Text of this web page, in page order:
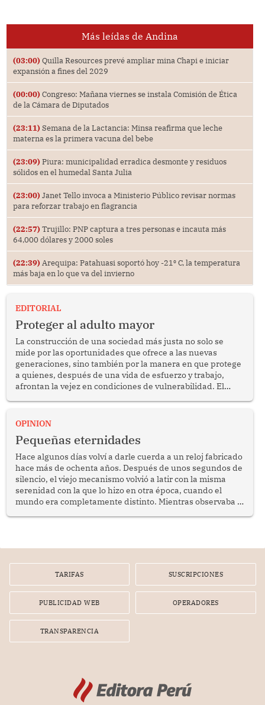
Más leídas de Andina
(03:00) Quilla Resources prevé ampliar mina Chapi e iniciar
expansión a fines del 2029
(00:00) Congreso: Mañana viernes se instala Comisión de Ética
de la Cámara de Diputados
(23:11) Semana de la Lactancia: Minsa reafirma que leche
materna es la primera vacuna del bebe
(23:09) Piura: municipalidad erradica desmonte y residuos
sólidos en el humedal Santa Julia
(23:00) Janet Tello invoca a Ministerio Público revisar normas
para reforzar trabajo en flagrancia
(22:57) Trujillo: PNP captura a tres personas e incauta más
64,000 dólares y 2000 soles
(22:39) Arequipa: Patahuasi soportó hoy -21⁰ C, la temperatura
más baja en lo que va del invierno
EDITORIAL
Proteger al adulto mayor
La construcción de una sociedad más justa no solo se
mide por las oportunidades que ofrece a las nuevas
generaciones, sino también por la manera en que protege
a quienes, después de una vida de esfuerzo y trabajo,
afrontan la vejez en condiciones de vulnerabilidad. El
bimestrales el subsidio que reciben los beneficiarios del
reflexionar sobre la importancia de fortalecer las políticas
públicas dirigidas a los adultos mayores en pobreza.
OPINION
Pequeñas eternidades
Hace algunos días volví a darle cuerda a un reloj fabricado
hace más de ochenta años. Después de unos segundos de
silencio, el viejo mecanismo volvió a latir con la misma
serenidad con la que lo hizo en otra época, cuando el
mundo era completamente distinto. Mientras observaba el
TARIFAS SUSCRIPCIONES
PUBLICIDAD WEB OPERADORES
TRANSPARENCIA